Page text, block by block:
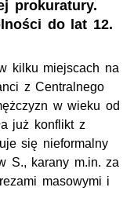
prokuratury.
do lat 12.
kilku miejscach na
z Centralnego
w wieku od
już konflikt z
się nieformalny
S., karany m.in. za
masowymi i